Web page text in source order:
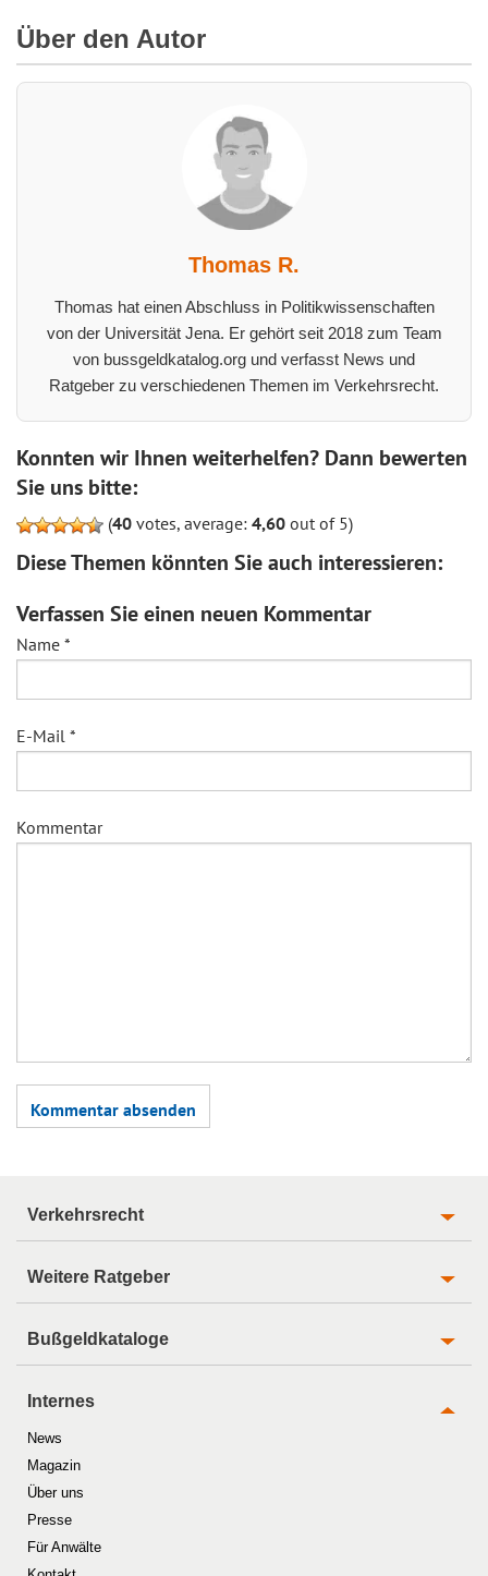
Über den Autor
Thomas R.
Thomas hat einen Abschluss in Politikwissenschaften
von der Universität Jena. Er gehört seit 2018 zum Team
von bussgeldkatalog.org und verfasst News und
Ratgeber zu verschiedenen Themen im Verkehrsrecht.
Konnten wir Ihnen weiterhelfen? Dann bewerten
Sie uns bitte:
(40 votes, average: 4,60 out of 5)
Diese Themen könnten Sie auch interessieren:
Verfassen Sie einen neuen Kommentar
Name *
E-Mail *
Kommentar
Verkehrsrecht
Weitere Ratgeber
Bußgeldkataloge
Internes
News
Magazin
Über uns
Presse
Für Anwälte